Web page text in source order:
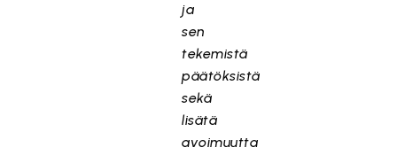
ja
sen
tekemistä
päätöksistä
sekä
lisätä
avoimuutta